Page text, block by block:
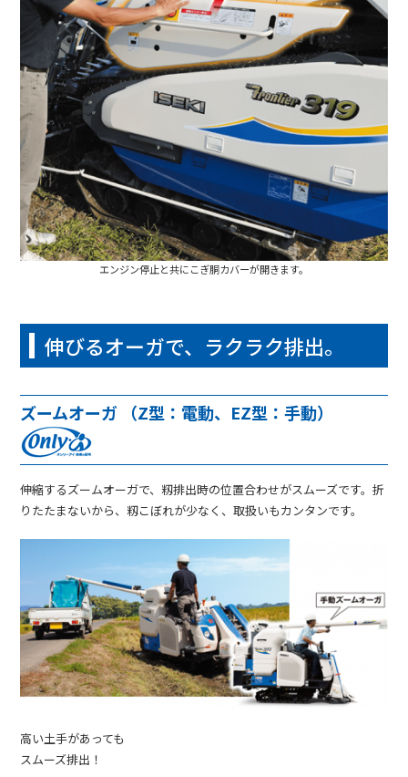
エンジン停止と共にこぎ胴カバーが開きます。
伸びるオーガで、ラクラク排出。
ズームオーガ （Z型：電動、EZ型：手動）
伸縮するズームオーガで、籾排出時の位置合わせがスムーズです。折
りたたまないから、籾こぼれが少なく、取扱いもカンタンです。
高い土手があっても
スムーズ排出！